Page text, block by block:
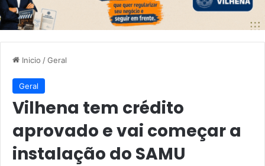
Inicio /Geral
Geral
Vilhena tem crédito
aprovado e vai começar a
instalação do SAMU